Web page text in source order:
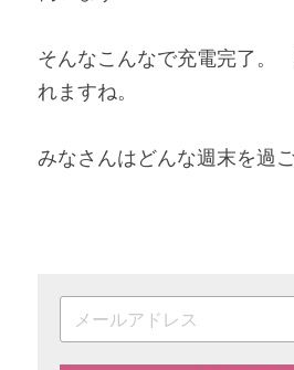
そんなこんなで充電完了。
れますね。
みなさんはどんな週末を過